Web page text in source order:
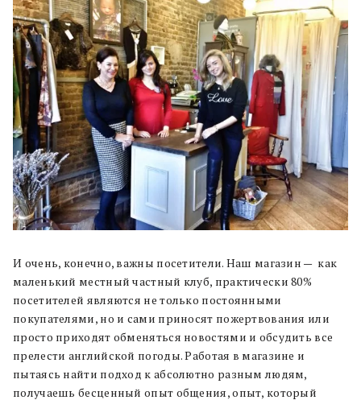
И очень, конечно, важны посетители. Наш магазин — как
маленький местный частный клуб, практически 80%
посетителей являются не только постоянными
покупателями, но и сами приносят пожертвования или
просто приходят обменяться новостями и обсудить все
прелести английской погоды. Работая в магазине и
пытаясь найти подход к абсолютно разным людям,
получаешь бесценный опыт общения, опыт, который